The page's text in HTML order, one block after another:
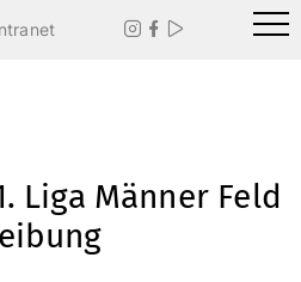
  
Liga Männer Feld